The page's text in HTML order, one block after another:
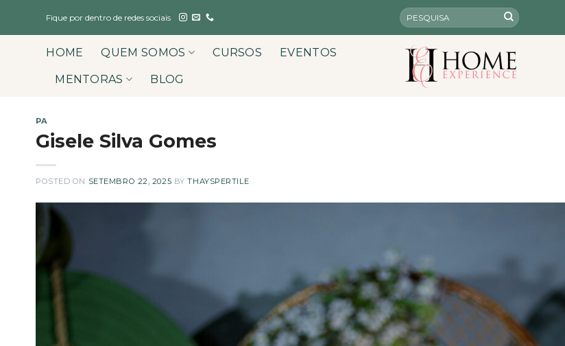
Fique por dentro de redes sociais
HOME QUEM SOMOS CURSOS EVENTOS
MENTORAS BLOG
PA
Gisele Silva Gomes
POSTED ON SETEMBRO 22, 2025 BYTHAYSPERTILE